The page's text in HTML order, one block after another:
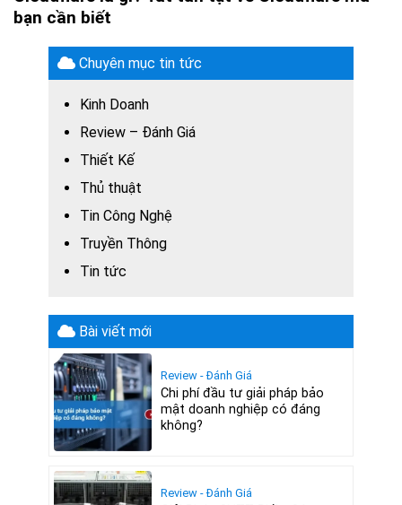
bạn cần biết
Chuyên mục tin tức
Kinh Doanh
Review – Đánh Giá
Thiết Kế
Thủ thuật
Tin Công Nghệ
Truyền Thông
Tin tức
Bài viết mới
Review - Đánh Giá
Chi phí đầu tư giải pháp bảo
mật doanh nghiệp có đáng
không?
Review - Đánh Giá